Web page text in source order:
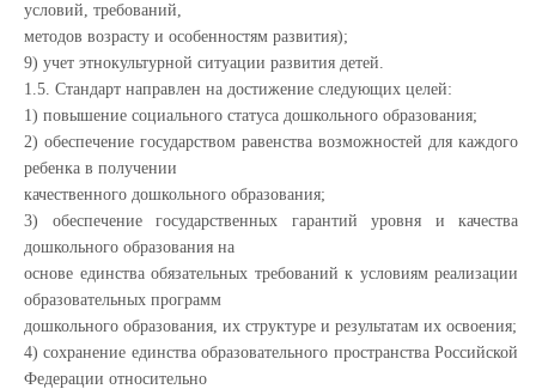
условий, требований,
методов возрасту и особенностям развития);
9) учет этнокультурной ситуации развития детей.
1.5. Стандарт направлен на достижение следующих целей:
1) повышение социального статуса дошкольного образования;
2) обеспечение государством равенства возможностей для каждого
ребенка в получении
качественного дошкольного образования;
3) обеспечение государственных гарантий уровня и качества
дошкольного образования на
основе единства обязательных требований к условиям реализации
образовательных программ
дошкольного образования, их структуре и результатам их освоения;
4) сохранение единства образовательного пространства Российской
Федерации относительно